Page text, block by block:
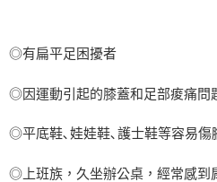
◎有扁平足困擾者
◎因運動引起的膝蓋和足部痠痛問
◎平底鞋､娃娃鞋､護士鞋等容易傷
◎上班族，久坐辦公桌，經常感到